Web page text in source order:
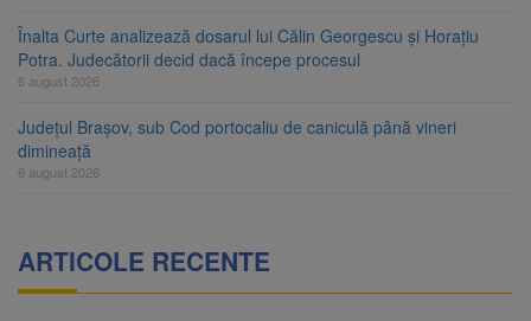
Înalta Curte analizează dosarul lui Călin Georgescu și Horațiu
Potra. Judecătorii decid dacă începe procesul
6 august 2026
Județul Brașov, sub Cod portocaliu de caniculă până vineri
dimineață
6 august 2026
ARTICOLE RECENTE